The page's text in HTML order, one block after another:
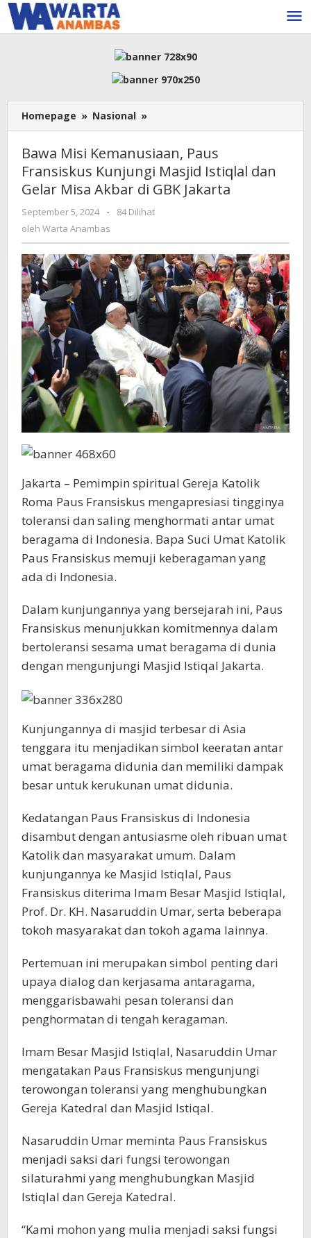
Lewati
ke
konten
Homepage » Nasional »
Misi
Paus
Fransiskus
Kunjungi
Istiqlal
Gelar
Misa
Akbar
di
GBK
Jakarta
Bawa Misi Kemanusiaan, Paus
Fransiskus Kunjungi Masjid Istiqlal dan
Gelar Misa Akbar di GBK Jakarta
September 5, 2024
oleh
-
84 Dilihat
oleh Warta Anambas
Jakarta – Pemimpin spiritual Gereja Katolik
Roma Paus Fransiskus mengapresiasi tingginya
toleransi dan saling menghormati antar umat
beragama di Indonesia. Bapa Suci Umat Katolik
Paus Fransiskus memuji keberagaman yang
ada di Indonesia.
Dalam kunjungannya yang bersejarah ini, Paus
Fransiskus menunjukkan komitmennya dalam
bertoleransi sesama umat beragama di dunia
dengan mengunjungi Masjid Istiqal Jakarta.
Kunjungannya di masjid terbesar di Asia
tenggara itu menjadikan simbol keeratan antar
umat beragama didunia dan memiliki dampak
besar untuk kerukunan umat didunia.
Kedatangan Paus Fransiskus di Indonesia
disambut dengan antusiasme oleh ribuan umat
Katolik dan masyarakat umum. Dalam
kunjungannya ke Masjid Istiqlal, Paus
Fransiskus diterima Imam Besar Masjid Istiqlal,
Prof. Dr. KH. Nasaruddin Umar, serta beberapa
tokoh masyarakat dan tokoh agama lainnya.
Pertemuan ini merupakan simbol penting dari
upaya dialog dan kerjasama antaragama,
menggarisbawahi pesan toleransi dan
penghormatan di tengah keragaman.
Imam Besar Masjid Istiqlal, Nasaruddin Umar
mengatakan Paus Fransiskus mengunjungi
terowongan toleransi yang menghubungkan
Gereja Katedral dan Masjid Istiqal.
Nasaruddin Umar meminta Paus Fransiskus
menjadi saksi dari fungsi terowongan
silaturahmi yang menghubungkan Masjid
Istiqlal dan Gereja Katedral.
“Kami mohon yang mulia menjadi saksi fungsi